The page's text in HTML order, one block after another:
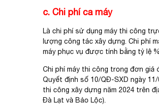
c. Chi phí ca máy
Là chi phí sử dụng máy thi công
lượng công tác xây dựng. Chi phí
máy phục vụ được tính bằng tỷ lệ
Chi phí máy thi công trong đơn
Quyết định số 10/QĐ-SXD ngày
thi công xây dựng năm 2024 trên
Đà Lạt và Bảo Lộc).